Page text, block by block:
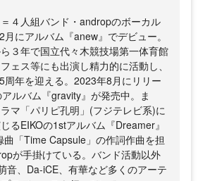
４人組バンド・andropのボーカル
にアルバム『anew』でデビュー。
３年で国立代々木競技場第一体育館
ェス等にも出演し精力的に活動し、
年を迎える。2023年8月にリリー
ルバム『gravity』が発売中。ま
マ「パリピ孔明」(フジテレビ系)に
るEIKOの1stアルバム『Dreamer』
「Time Capsule」の作詞作曲を担
が手掛けている。バンド活動以外
音、Da-iCE、有華など多くのアーテ